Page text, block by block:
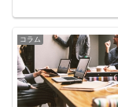
コラム